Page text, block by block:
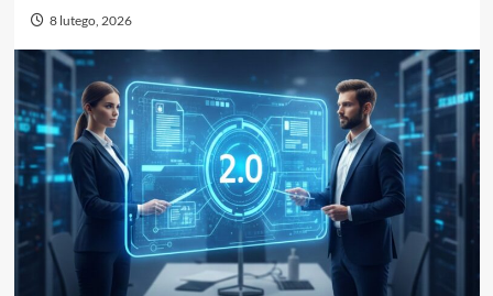
8 lutego, 2026